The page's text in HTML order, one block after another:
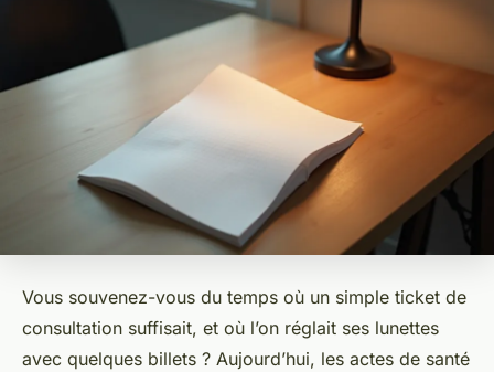
Vous souvenez-vous du temps où un simple ticket de
consultation suffisait, et où l’on réglait ses lunettes
avec quelques billets ? Aujourd’hui, les actes de santé